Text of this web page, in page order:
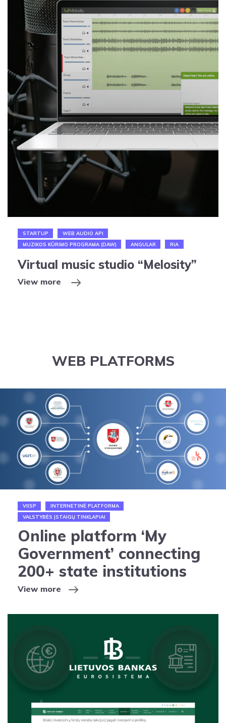
STARTUP
WEB AUDIO API
MUZIKOS KŪRIMO PROGRAMA (DAW)
ANGULAR RIA
Virtual music studio “Melosity”
View more
WEB PLATFORMS
VIISP
INTERNETINĖ PLATFORMA
VALSTYBĖS ĮSTAIGŲ TINKLAPIAI
Online platform ‘My
Government’ connecting
200+ state institutions
View more